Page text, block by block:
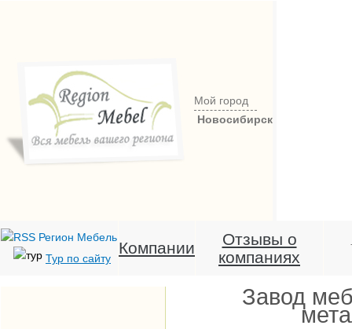
Мой город
Новосибирск
Тур по сайту
Компании
Отзывы о
компаниях
Завод